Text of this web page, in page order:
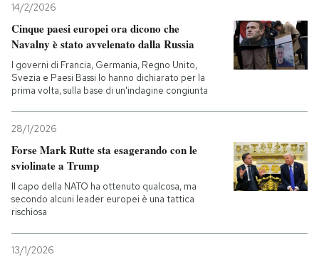
14/2/2026
Cinque paesi europei ora dicono che
Navalny è stato avvelenato dalla Russia
I governi di Francia, Germania, Regno Unito,
Svezia e Paesi Bassi lo hanno dichiarato per la
prima volta, sulla base di un'indagine congiunta
28/1/2026
Forse Mark Rutte sta esagerando con le
sviolinate a Trump
Il capo della NATO ha ottenuto qualcosa, ma
secondo alcuni leader europei è una tattica
rischiosa
13/1/2026